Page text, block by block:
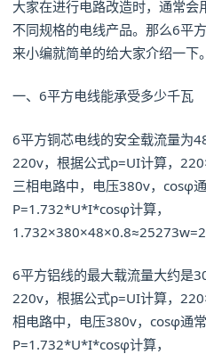
大家在进行电路改造时，通常
不同规格的电线产品。那么6平
来小编就简单的给大家介绍一下。
一、6平方电线能承受多少千瓦
6平方铜芯电线的安全载流量为
220v，根据公式p=UI计算，
三相电路中，电压380v，cosφ
P=1.732*U*I*cosφ计算，
6平方铝线的最大载流量大约是
220v，根据公式p=UI计算，
相电路中，电压380v，cosφ通
P=1.732*U*I*cosφ计算，